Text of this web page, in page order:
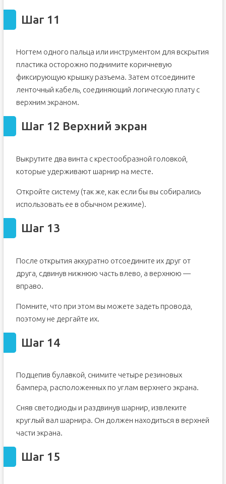
Шаг 11
Ногтем одного пальца или инструментом для вскрытия
пластика осторожно поднимите коричневую
фиксирующую крышку разъема. Затем отсоедините
ленточный кабель, соединяющий логическую плату с
верхним экраном.
Шаг 12 Верхний экран
Выкрутите два винта с крестообразной головкой,
которые удерживают шарнир на месте.
Откройте систему (так же, как если бы вы собирались
использовать ее в обычном режиме).
Шаг 13
После открытия аккуратно отсоедините их друг от
друга, сдвинув нижнюю часть влево, а верхнюю —
вправо.
Помните, что при этом вы можете задеть провода,
поэтому не дергайте их.
Шаг 14
Подцепив булавкой, снимите четыре резиновых
бампера, расположенных по углам верхнего экрана.
Сняв светодиоды и раздвинув шарнир, извлеките
круглый вал шарнира. Он должен находиться в верхней
части экрана.
Шаг 15